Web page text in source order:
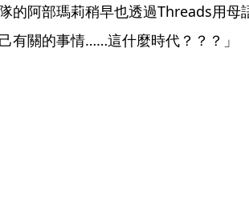
的阿部瑪莉稍早也透過Threads用母
有關的事情……這什麼時代？？？」